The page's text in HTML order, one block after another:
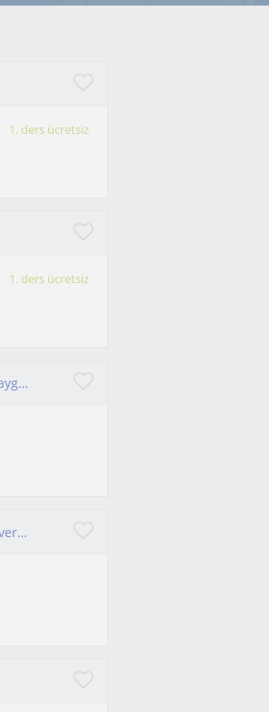
1. ders ücretsiz
1. ders ücretsiz
Psikolojik Danışman. Mersin’de YKS’ye yönelik Eğitim Koçluğu, Sınav Kaygısı Danışmanlığı yapıyorum. Yüz yüze ve online koçluk
Ben aktif YKS koçluğu ve Türkçe özel dersi veriyorum. Ortaokul ve Üniversite sınav öğrencileri ile çalışıyorum.